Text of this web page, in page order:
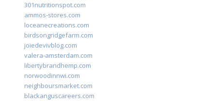
301nutritionspot.com
ammos-stores.com
loceanecreations.com
birdsongridgefarm.com
joiedevivblog.com
valera-amsterdam.com
libertybrandhemp.com
norwoodinnwi.com
neighboursmarket.com
blackanguscareers.com